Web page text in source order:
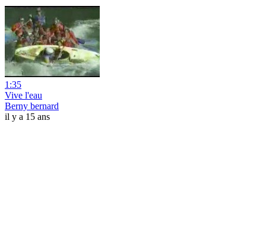
1:35
Vive l'eau
Berny bernard
il y a 15 ans